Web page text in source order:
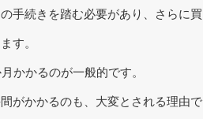
手続きを踏む必要があり、さらに買
す。
かかるのが一般的です。
がかかるのも、大変とされる理由で